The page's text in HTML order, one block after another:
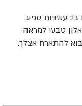
עשויות ספוג
טבעי למראה
להתארח אצלך.